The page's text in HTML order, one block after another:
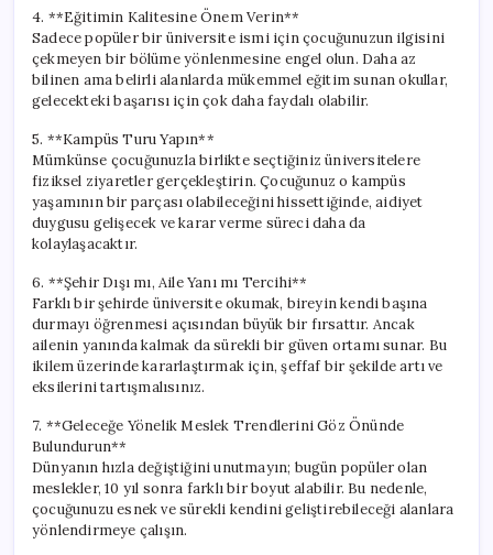
4. **Eğitimin Kalitesine Önem Verin**
Sadece popüler bir üniversite ismi için çocuğunuzun ilgisini
çekmeyen bir bölüme yönlenmesine engel olun. Daha az
bilinen ama belirli alanlarda mükemmel eğitim sunan okullar,
gelecekteki başarısı için çok daha faydalı olabilir.
5. **Kampüs Turu Yapın**
Mümkünse çocuğunuzla birlikte seçtiğiniz üniversitelere
fiziksel ziyaretler gerçekleştirin. Çocuğunuz o kampüs
yaşamının bir parçası olabileceğini hissettiğinde, aidiyet
duygusu gelişecek ve karar verme süreci daha da
kolaylaşacaktır.
6. **Şehir Dışı mı, Aile Yanı mı Tercihi**
Farklı bir şehirde üniversite okumak, bireyin kendi başına
durmayı öğrenmesi açısından büyük bir fırsattır. Ancak
ailenin yanında kalmak da sürekli bir güven ortamı sunar. Bu
ikilem üzerinde kararlaştırmak için, şeffaf bir şekilde artı ve
eksilerini tartışmalısınız.
7. **Geleceğe Yönelik Meslek Trendlerini Göz Önünde
Bulundurun**
Dünyanın hızla değiştiğini unutmayın; bugün popüler olan
meslekler, 10 yıl sonra farklı bir boyut alabilir. Bu nedenle,
çocuğunuzu esnek ve sürekli kendini geliştirebileceği alanlara
yönlendirmeye çalışın.